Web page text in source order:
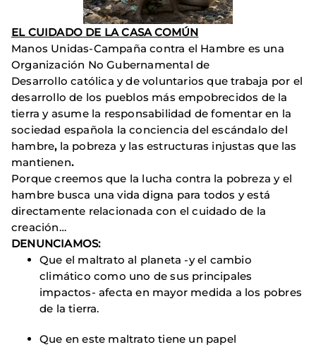
EL CUIDADO DE LA CASA COMÚN
Manos Unidas-Campaña contra el Hambre es una
Organización No Gubernamental de
Desarrollo católica y de voluntarios que trabaja por el
desarrollo de los pueblos más empobrecidos de la
tierra y asume la responsabilidad de fomentar en la
sociedad española la conciencia del escándalo del
hambre,la pobreza y las estructuras injustas que las
mantienen.
Porque creemos que la lucha contra la pobreza y el
hambre busca una vida digna para todos y está
directamente relacionada con el cuidado de la
creación…
DENUNCIAMOS:
Que el maltrato al planeta -y el cambio
climático como uno de sus principales
impactos- afecta en mayor medida a los pobres
de la tierra.
Que en este maltrato tiene un papel